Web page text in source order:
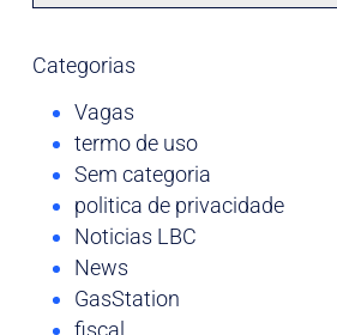
Categorias
Vagas
termo de uso
Sem categoria
politica de privacidade
Noticias LBC
News
GasStation
fiscal